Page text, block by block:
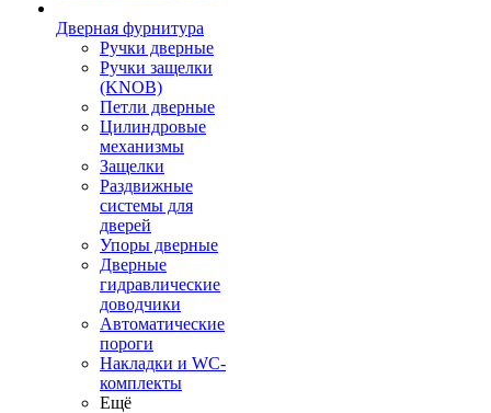
Дверная фурнитура
Ручки дверные
Ручки защелки
(KNOB)
Петли дверные
Цилиндровые
механизмы
Защелки
Раздвижные
системы для
дверей
Упоры дверные
Дверные
гидравлические
доводчики
Автоматические
пороги
Накладки и WC-
комплекты
Ещё